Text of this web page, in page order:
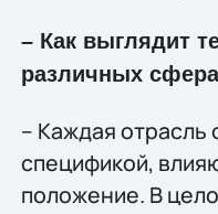
– Как выглядит
различных
– Каждая отрасль
спецификой,
положение. В